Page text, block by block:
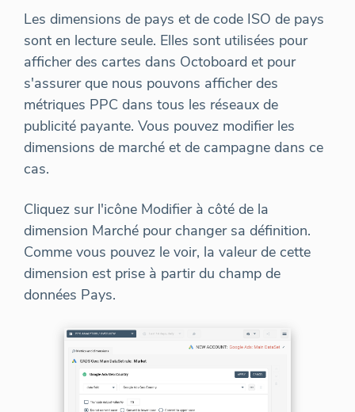
Les dimensions de pays et de code ISO de pays
sont en lecture seule. Elles sont utilisées pour
afficher des cartes dans Octoboard et pour
s'assurer que nous pouvons afficher des
métriques PPC dans tous les réseaux de
publicité payante. Vous pouvez modifier les
dimensions de marché et de campagne dans ce
cas.
Cliquez sur l'icône Modifier à côté de la
dimension Marché pour changer sa définition.
Comme vous pouvez le voir, la valeur de cette
dimension est prise à partir du champ de
données Pays.